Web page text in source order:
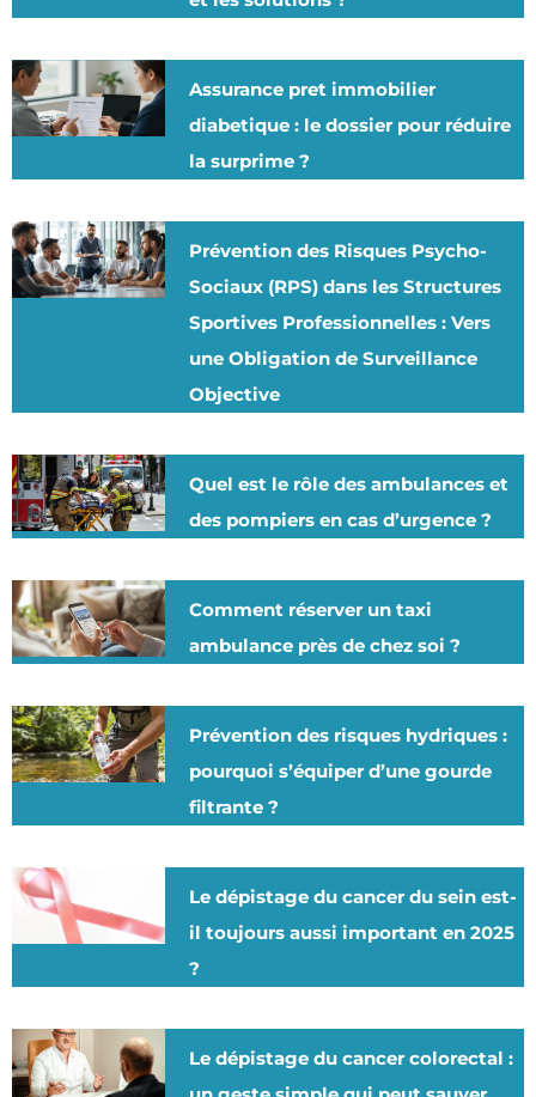
Assurance pret immobilier
diabetique : le dossier pour réduire
la surprime ?
Prévention des Risques Psycho-
Sociaux (RPS) dans les Structures
Sportives Professionnelles : Vers
une Obligation de Surveillance
Objective
Quel est le rôle des ambulances et
des pompiers en cas d’urgence ?
Comment réserver un taxi
ambulance près de chez soi ?
Prévention des risques hydriques :
pourquoi s’équiper d’une gourde
filtrante ?
Le dépistage du cancer du sein est-
il toujours aussi important en 2025
?
Le dépistage du cancer colorectal :